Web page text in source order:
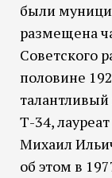
были
размещена
Советского
половине
Т-34,
Михаил
об этом в